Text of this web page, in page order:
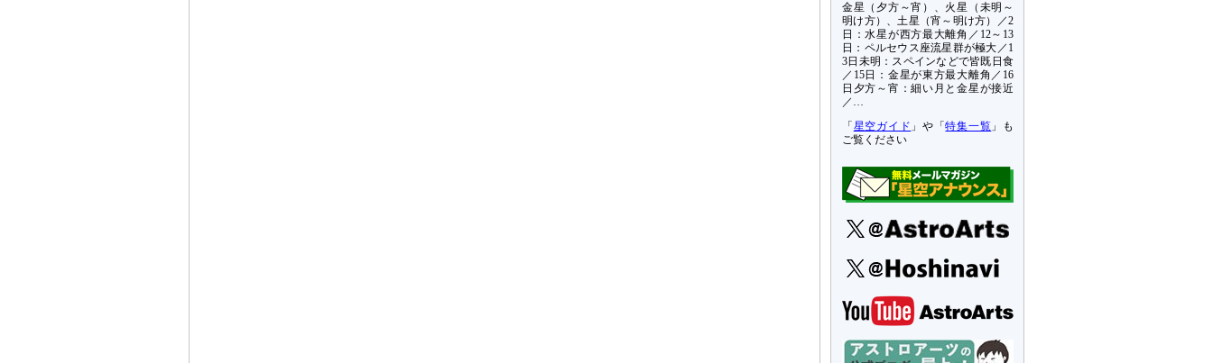
金星（夕方～宵）、火星（未明～
明け方）、土星（宵～明け方）／2
日：水星が西方最大離角／12～13
日：ペルセウス座流星群が極大／1
3日未明：スペインなどで皆既日食
／15日：金星が東方最大離角／16
日夕方～宵：細い月と金星が接近
／…
「 星空ガイド 」や「特集一覧 」も
ご覧ください